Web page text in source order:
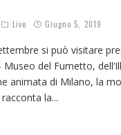
Live Giugno 5, 2019
si può visitare
Museo del Fumetto,
animata di Milano, la
la...